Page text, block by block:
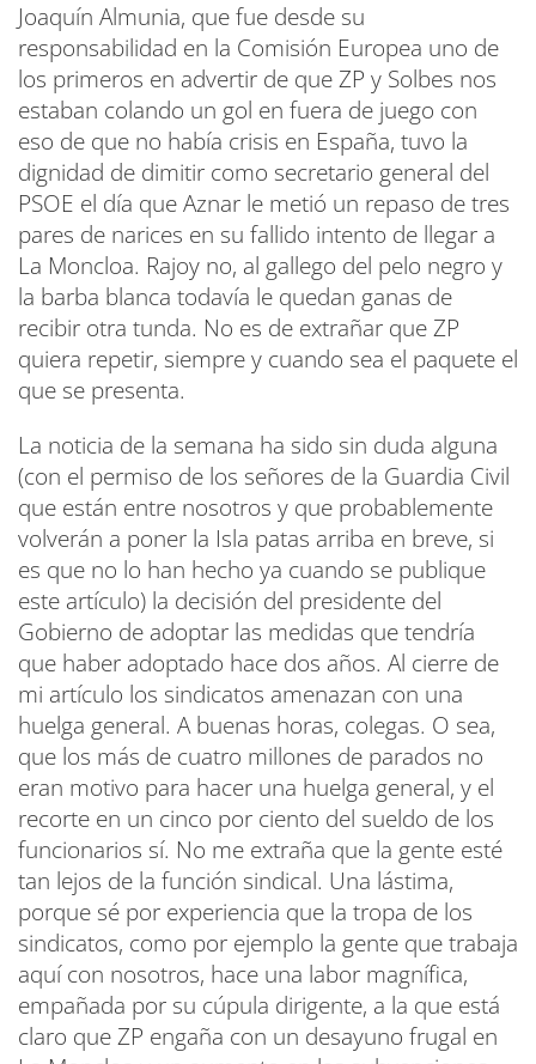
Joaquín Almunia, que fue desde su
responsabilidad en la Comisión Europea uno de
los primeros en advertir de que ZP y Solbes nos
estaban colando un gol en fuera de juego con
eso de que no había crisis en España, tuvo la
dignidad de dimitir como secretario general del
PSOE el día que Aznar le metió un repaso de tres
pares de narices en su fallido intento de llegar a
La Moncloa. Rajoy no, al gallego del pelo negro y
la barba blanca todavía le quedan ganas de
recibir otra tunda. No es de extrañar que ZP
quiera repetir, siempre y cuando sea el paquete el
que se presenta.
La noticia de la semana ha sido sin duda alguna
(con el permiso de los señores de la Guardia Civil
que están entre nosotros y que probablemente
volverán a poner la Isla patas arriba en breve, si
es que no lo han hecho ya cuando se publique
este artículo) la decisión del presidente del
Gobierno de adoptar las medidas que tendría
que haber adoptado hace dos años. Al cierre de
mi artículo los sindicatos amenazan con una
huelga general. A buenas horas, colegas. O sea,
que los más de cuatro millones de parados no
eran motivo para hacer una huelga general, y el
recorte en un cinco por ciento del sueldo de los
funcionarios sí. No me extraña que la gente esté
tan lejos de la función sindical. Una lástima,
porque sé por experiencia que la tropa de los
sindicatos, como por ejemplo la gente que trabaja
aquí con nosotros, hace una labor magnífica,
empañada por su cúpula dirigente, a la que está
claro que ZP engaña con un desayuno frugal en